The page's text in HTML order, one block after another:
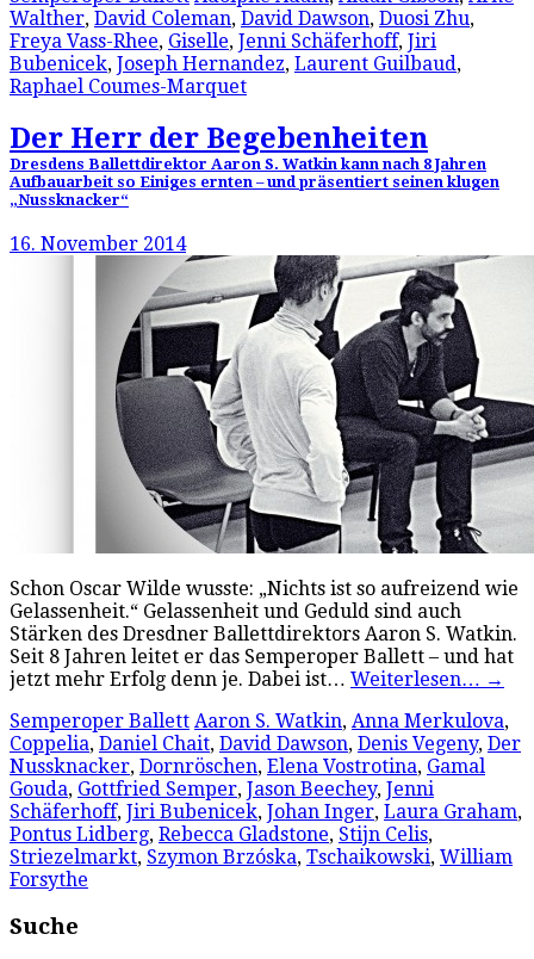
Walther, David Coleman, David Dawson, Duosi Zhu,
Freya Vass-Rhee, Giselle, Jenni Schäferhoff, Jiri
Bubenicek, Joseph Hernandez, Laurent Guilbaud,
Raphael Coumes-Marquet
Der Herr der Begebenheiten
Dresdens Ballettdirektor Aaron S. Watkin kann nach 8 Jahren
Aufbauarbeit so Einiges ernten – und präsentiert seinen klugen
„Nussknacker“
16. November 2014
Schon Oscar Wilde wusste: „Nichts ist so aufreizend wie
Gelassenheit.“ Gelassenheit und Geduld sind auch
Stärken des Dresdner Ballettdirektors Aaron S. Watkin.
Seit 8 Jahren leitet er das Semperoper Ballett – und hat
jetzt mehr Erfolg denn je. Dabei ist… Weiterlesen… →
Semperoper Ballett Aaron S. Watkin, Anna Merkulova,
Coppelia, Daniel Chait, David Dawson, Denis Vegeny, Der
Nussknacker, Dornröschen, Elena Vostrotina, Gamal
Gouda, Gottfried Semper, Jason Beechey, Jenni
Schäferhoff, Jiri Bubenicek, Johan Inger, Laura Graham,
Pontus Lidberg, Rebecca Gladstone, Stijn Celis,
Striezelmarkt, Szymon Brzóska, Tschaikowski, William
Forsythe
Suche